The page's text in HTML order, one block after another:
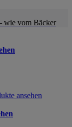
wie vom Bäcker
ansehen